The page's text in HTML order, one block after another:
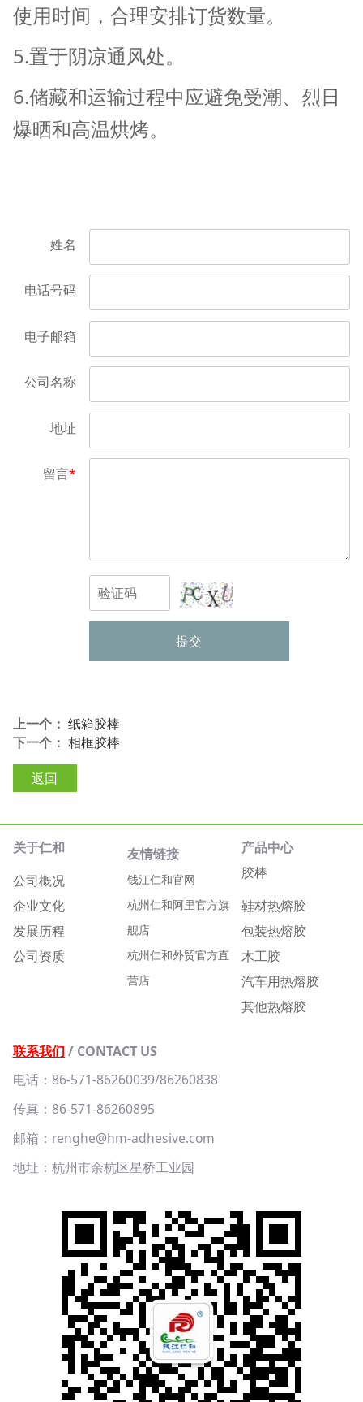
使用时间，合理安排订货数量。
5.置于阴凉通风处。
6.储藏和运输过程中应避免受潮、烈日
爆晒和高温烘烤。
姓名
电话号码
电子邮箱
公司名称
地址
留言*
提交
上一个： 纸箱胶棒
下一个： 相框胶棒
返回
关于仁和
公司概况
企业文化
发展历程
公司资质
友情链接
钱江仁和官网
杭州仁和阿里官方旗
舰店
杭州仁和外贸官方直
营店
产品中心
胶棒
鞋材热熔胶
包装热熔胶
木工胶
汽车用热熔胶
其他热熔胶
联系我们 / CONTACT US
电话：86-571-86260039/86260838
传真：86-571-86260895
邮箱：renghe@hm-adhesive.com
地址：杭州市余杭区星桥工业园